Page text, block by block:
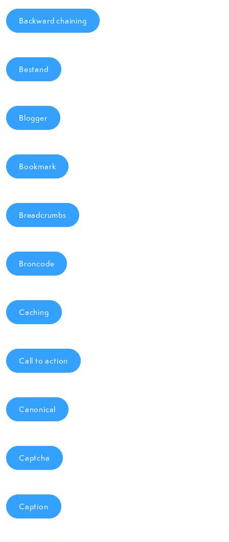
Backward chaining
Bestand
Blogger
Bookmark
Breadcrumbs
Broncode
Caching
Call to action
Canonical
Captcha
Caption